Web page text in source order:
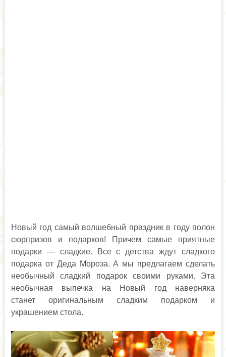
Новый год самый волшебный праздник в году полон
сюрпризов и подарков! Причем самые приятные
подарки — сладкие. Все с детства ждут сладкого
подарка от Деда Мороза. А мы предлагаем сделать
необычный сладкий подарок своими руками. Эта
необычная выпечка на Новый год наверняка
станет оригинальным сладким подарком и
украшением стола.